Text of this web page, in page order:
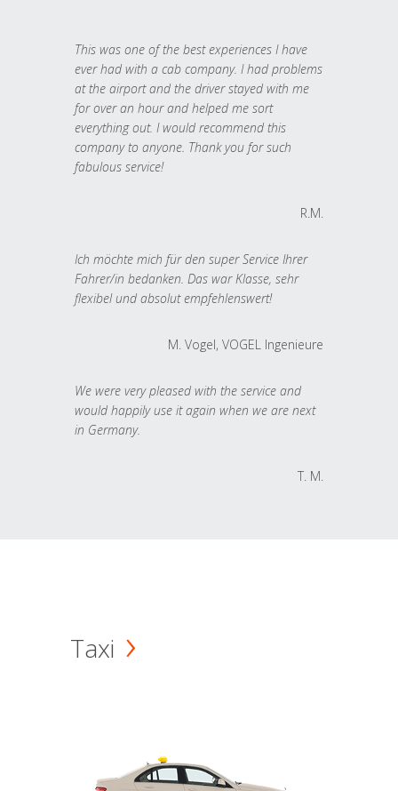
This was one of the best experiences I have
ever had with a cab company. I had problems
at the airport and the driver stayed with me
for over an hour and helped me sort
everything out. I would recommend this
company to anyone. Thank you for such
fabulous service!
R.M.
Ich möchte mich für den super Service Ihrer
Fahrer/in bedanken. Das war Klasse, sehr
flexibel und absolut empfehlenswert!
M. Vogel, VOGEL Ingenieure
We were very pleased with the service and
would happily use it again when we are next
in Germany.
T. M.
Taxi